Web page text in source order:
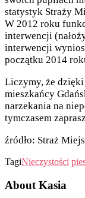
statystyk Straży
W 2012 roku
interwencji
interwencji
początku 2014
Liczymy, że
mieszkańcy
narzekania na
tymczasem
źródło: Straż
TagiNieczystości
About Kasia